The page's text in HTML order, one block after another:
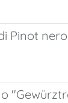
Pinot